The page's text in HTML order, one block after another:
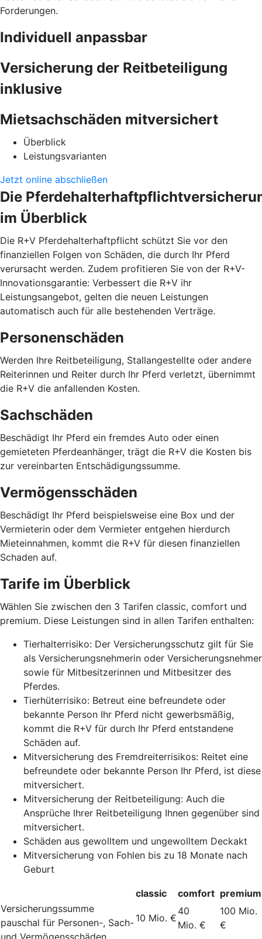
Forderungen.
Individuell anpassbar
Versicherung der Reitbeteiligung
inklusive
Mietsachschäden mitversichert
Überblick
Leistungsvarianten
Jetzt online abschließen
Die
im Überblick
Die R+V Pferdehalterhaftpflicht schützt Sie vor den
finanziellen Folgen von Schäden, die durch Ihr Pferd
verursacht werden. Zudem profitieren Sie von der R+V-
Innovationsgarantie: Verbessert die R+V ihr
Leistungsangebot, gelten die neuen Leistungen
automatisch auch für alle bestehenden Verträge.
Personenschäden
Werden Ihre Reitbeteiligung, Stallangestellte oder andere
Reiterinnen und Reiter durch Ihr Pferd verletzt, übernimmt
die R+V die anfallenden Kosten.
Sachschäden
Beschädigt Ihr Pferd ein fremdes Auto oder einen
gemieteten Pferdeanhänger, trägt die R+V die Kosten bis
zur vereinbarten Entschädigungssumme.
Vermögensschäden
Beschädigt Ihr Pferd beispielsweise eine Box und der
Vermieterin oder dem Vermieter entgehen hierdurch
Mieteinnahmen, kommt die R+V für diesen finanziellen
Schaden auf.
Tarife im Überblick
Wählen Sie zwischen den 3 Tarifen classic, comfort und
premium. Diese Leistungen sind in allen Tarifen enthalten:
Tierhalterrisiko: Der Versicherungsschutz gilt für Sie
als Versicherungsnehmerin oder Versicherungsnehmer
sowie für Mitbesitzerinnen und Mitbesitzer des
Pferdes.
Tierhüterrisiko: Betreut eine befreundete oder
bekannte Person Ihr Pferd nicht gewerbsmäßig,
kommt die R+V für durch Ihr Pferd entstandene
Schäden auf.
Mitversicherung des Fremdreiterrisikos: Reitet eine
befreundete oder bekannte Person Ihr Pferd, ist diese
mitversichert.
Mitversicherung der Reitbeteiligung: Auch die
Ansprüche Ihrer Reitbeteiligung Ihnen gegenüber sind
mitversichert.
Schäden aus gewolltem und ungewolltem Deckakt
Mitversicherung von Fohlen bis zu 18 Monate nach
Geburt
classic comfort premium
Versicherungssumme
pauschal für Personen-, Sach-
und Vermögensschäden
10 Mio. €
40
Mio. €
100 Mio.
€